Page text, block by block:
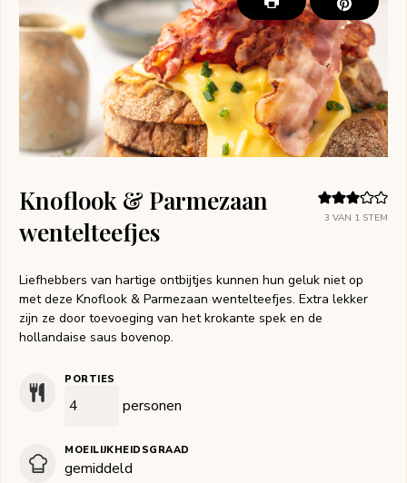
3 VAN 1 STEM
Knoflook & Parmezaan
wentelteefjes
Liefhebbers van hartige ontbijtjes kunnen hun geluk niet op
met deze Knoflook & Parmezaan wentelteefjes. Extra lekker
zijn ze door toevoeging van het krokante spek en de
hollandaise saus bovenop.
PORTIES
personen
MOEILIJKHEIDSGRAAD
gemiddeld